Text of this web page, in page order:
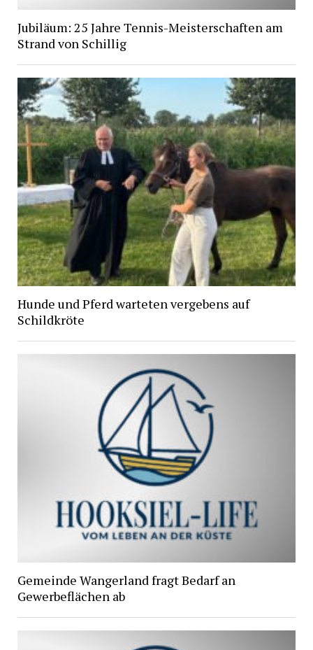
Jubiläum: 25 Jahre Tennis-Meisterschaften am
Strand von Schillig
Hunde und Pferd warteten vergebens auf
Schildkröte
Gemeinde Wangerland fragt Bedarf an
Gewerbeflächen ab